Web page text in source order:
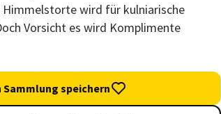
Himmelstorte wird für kulniarische
Vorsicht es wird Komplimente
Sammlung speichern